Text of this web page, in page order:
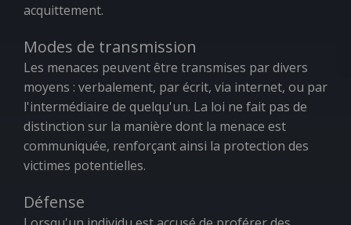
acquittement.
Modes de transmission
Les menaces peuvent être transmises par divers
moyens : verbalement, par écrit, via internet, ou par
l'intermédiaire de quelqu'un. La loi ne fait pas de
distinction sur la manière dont la menace est
communiquée, renforçant ainsi la protection des
victimes potentielles.
Défense